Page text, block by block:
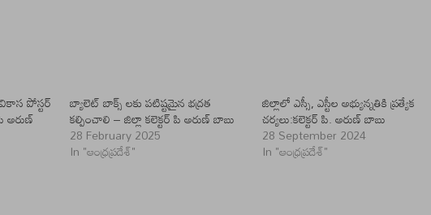
పోస్టర్
అరుణ్
బ్యాలెట్ బాక్స్ లకు పటిష్టమైన భద్రత
కల్పించాలి – జిల్లా కలెక్టర్ పి అరుణ్ బాబు
28 February 2025
In "ఆంధ్రప్రదేశ్"
జిల్లాలో ఎస్సీ, ఎస్టీల అభ్యున్నతికి ప్రత్యేక
చర్యలు:కలెక్టర్ పి. అరుణ్ బాబు
28 September 2024
In "ఆంధ్రప్రదేశ్"